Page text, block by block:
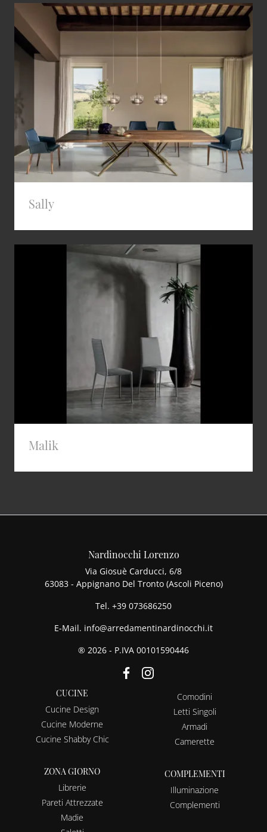
Sally
Malik
Nardinocchi Lorenzo
Via Giosuè Carducci, 6/8
63083 - Appignano Del Tronto (Ascoli Piceno)
Tel. +39 073686250
E-Mail. info@arredamentinardinocchi.it
® 2026 - P.IVA 00101590446
CUCINE
Cucine Design
Cucine Moderne
Cucine Shabby Chic
ZONA GIORNO
Librerie
Pareti Attrezzate
Madie
Comodini
Letti Singoli
Armadi
Camerette
COMPLEMENTI
Illuminazione
Complementi